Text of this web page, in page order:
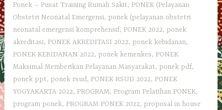
Ponek – Pusat Training Rumah Sakit, PONEK (Pelayanan
Obstetri Neonatal Emergensi, ponek (pelayanan obstetri
neonatal emergensi komprehensif, PONEK 2022, ponek
akreditasi, PONEK AKREDITASI 2022, ponek kebidanan,
PONEK KEBIDANAN 2022, ponek kemenkes, PONEK
Maksimal Memberikan Pelayanan Masyarakat, ponek pdf,
ponek ppt, ponek rsud, PONEK RSUD 2022, PONEK
YOGYAKARTA 2022, PROGRAM, Program Pelatihan PONEK,
program ponek, PROGRAM PONEK 2022, proposal in house